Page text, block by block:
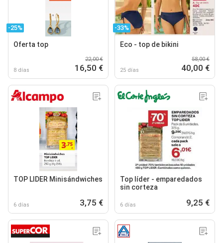
-25%
Oferta top
8 días
22,00 €
16,50 €
-33%
Eco - top de bikini
25 días
58,00 €
40,00 €
TOP LIDER Minisándwiches
6 días 3,75 €
Top líder - emparedados
sin corteza
6 días 9,25 €